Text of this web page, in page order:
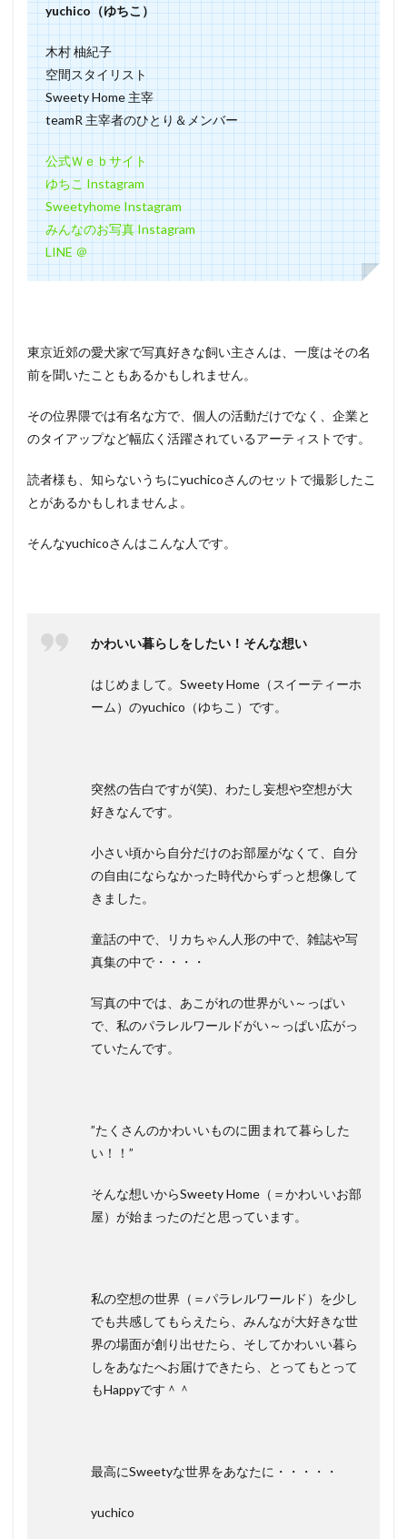
影スタ
ジ
メルヘ
ン世界
で愛犬
を激写
する
犬の写
真スタ
ジオ 】
東京の
中心で
メルヘ
ンな1
枚を撮
yuchico
– まと
め
yuchico（ゆちこ）
木村 柚紀子
空間スタイリスト
Sweety Home 主宰
teamR 主宰者のひとり＆メンバー
公式Ｗｅｂサイト
ゆちこ Instagram
Sweetyhome Instagram
みんなのお写真 Instagram
LINE ＠
東京近郊の愛犬家で写真好きな飼い主さんは、一度はその名
前を聞いたこともあるかもしれません。
その位界隈では有名な方で、個人の活動だけでなく、企業と
のタイアップなど幅広く活躍されているアーティストです。
読者様も、知らないうちにyuchicoさんのセットで撮影したこ
とがあるかもしれませんよ。
そんなyuchicoさんはこんな人です。
かわいい暮らしをしたい！そんな想い
はじめまして。Sweety Home（スイーティーホ
ーム）のyuchico（ゆちこ）です。
突然の告白ですが(笑)、わたし妄想や空想が大
好きなんです。
小さい頃から自分だけのお部屋がなくて、自分
の自由にならなかった時代からずっと想像して
きました。
童話の中で、リカちゃん人形の中で、雑誌や写
真集の中で・・・・
写真の中では、あこがれの世界がい～っぱい
で、私のパラレルワールドがい～っぱい広がっ
ていたんです。
”たくさんのかわいいものに囲まれて暮らした
い！！”
そんな想いからSweety Home（＝かわいいお部
屋）が始まったのだと思っています。
私の空想の世界（＝パラレルワールド）を少し
でも共感してもらえたら、みんなが大好きな世
界の場面が創り出せたら、そしてかわいい暮ら
しをあなたへお届けできたら、とってもとって
もHappyです＾＾
最高にSweetyな世界をあなたに・・・・・
yuchico